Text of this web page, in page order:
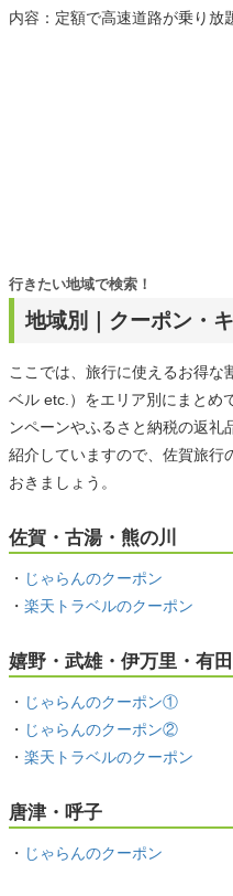
内容：定額で高速道路が乗り放
地域別｜クーポン・
行きたい地域で検索！
ここでは、旅行に使えるお得な
ベル etc.）をエリア別にまとめ
ンペーンやふるさと納税の返
紹介していますので、佐賀旅行
おきましょう。
佐賀・古湯・熊の川
・ じゃらんのクーポン
・ 楽天トラベルのクーポン
嬉野・武雄・伊万里・有
・ じゃらんのクーポン①
・ じゃらんのクーポン②
・ 楽天トラベルのクーポン
唐津・呼子
・ じゃらんのクーポン